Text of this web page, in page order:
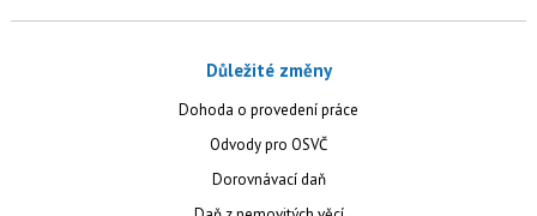
Důležité změny
Dohoda o provedení práce
Odvody pro OSVČ
Dorovnávací daň